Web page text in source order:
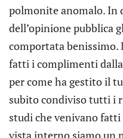
polmonite anomalo. In
dell’opinione pubblica
comportata benissimo.
fatti i complimenti
per come ha gestito il
subito condiviso tutti i
studi che venivano
vista interno siamo un